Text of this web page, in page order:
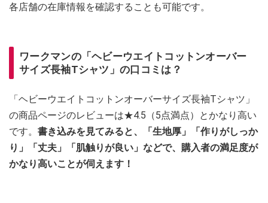
各店舗の在庫情報を確認することも可能です。
ワークマンの「ヘビーウエイトコットンオーバー
サイズ長袖Tシャツ」の口コミは？
「ヘビーウエイトコットンオーバーサイズ長袖Tシャツ」
の商品ページのレビューは★4.5（5点満点）とかなり高い
です。 書き込みを見てみると、「生地厚」「作りがしっか
り」「丈夫」「肌触りが良い」などで、購入者の満足度が
かなり高いことが伺えます！